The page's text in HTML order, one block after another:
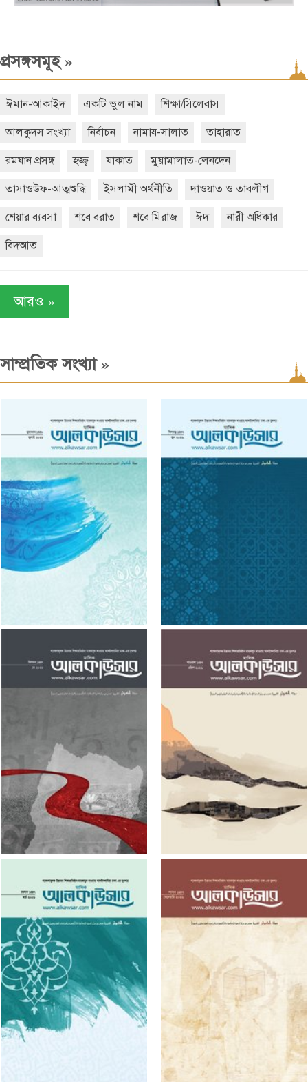
প্রসঙ্গসমূহ»
ঈমান-আকাইদ একটি ভুল নাম শিক্ষা/সিলেবাস
আলকুদস সংখ্যা নির্বাচন নামায-সালাত তাহারাত
রমযান প্রসঙ্গ হজ্জ্ব যাকাত মুয়ামালাত-লেনদেন
তাসাওউফ-আত্মশুদ্ধি ইসলামী অর্থনীতি দাওয়াত ও তাবলীগ
শেয়ার ব্যবসা শবে বরাত শবে মিরাজ ঈদ নারী অধিকার
বিদআত
আরও »
সাম্প্রতিক সংখ্যা»